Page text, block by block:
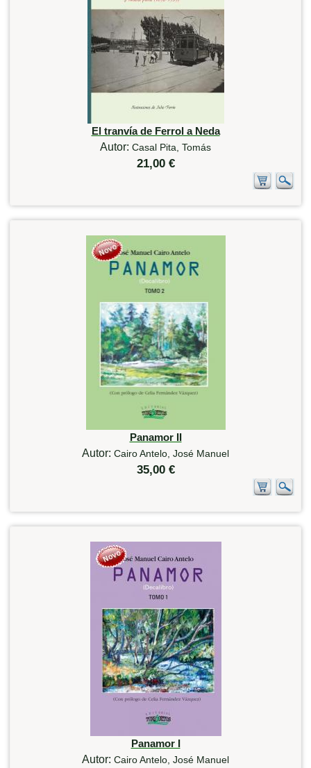
El tranvía de Ferrol a Neda
Autor: Casal Pita, Tomás
21,00 €
Panamor II
Autor: Cairo Antelo, José Manuel
35,00 €
Panamor I
Autor: Cairo Antelo, José Manuel